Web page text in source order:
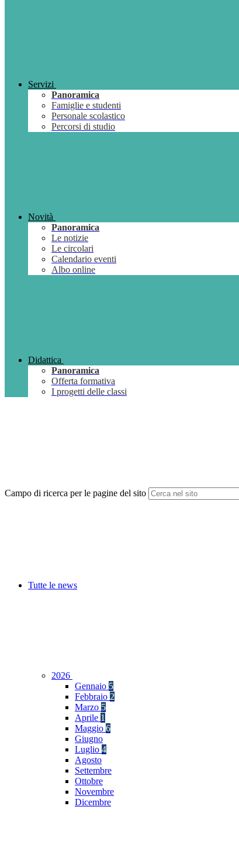
Servizi
Panoramica
Famiglie e studenti
Personale scolastico
Percorsi di studio
Novità
Panoramica
Le notizie
Le circolari
Calendario eventi
Albo online
Didattica
Panoramica
Offerta formativa
I progetti delle classi
Campo di ricerca per le pagine del sito
Tutte le news
2026
Gennaio 5
Febbraio 2
Marzo 5
Aprile 1
Maggio 6
Giugno
Luglio 4
Agosto
Settembre
Ottobre
Novembre
Dicembre